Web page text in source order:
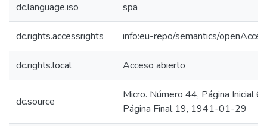
dc.language.iso spa
dc.rights.accessrights info:eu-repo/semantics/
dc.rights.local Acceso abierto
dc.source
Micro. Número 44, Página Inicial 6,
Página Final 19, 1941-01-29